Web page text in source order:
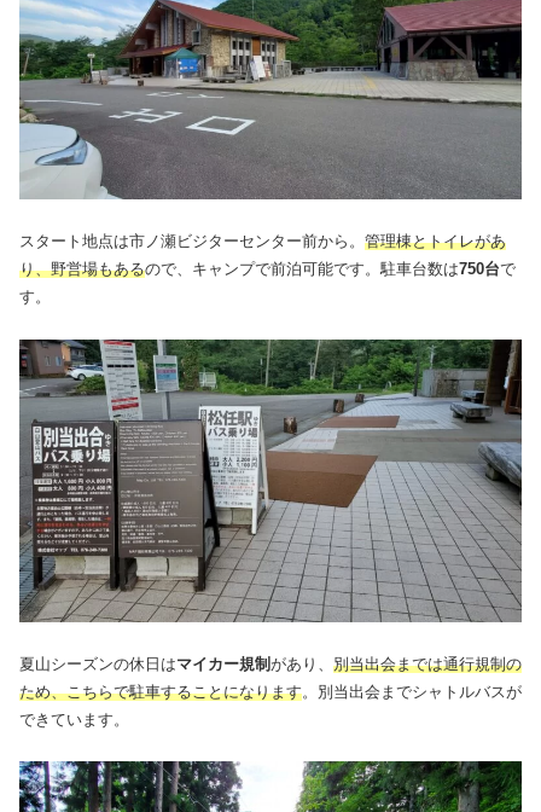
スタート地点は市ノ瀬ビジターセンター前から。 管理棟とトイレがあ
り、野営場もあるので、キャンプで前泊可能です。駐車台数は750台で
す。
夏山シーズンの休日はマイカー規制 があり、 別当出会までは通行規制の
ため、こちらで駐車することになります。別当出会までシャトルバスが
できています。